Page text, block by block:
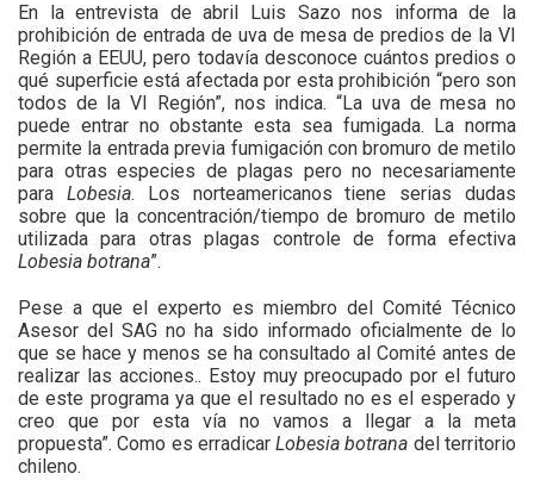
En la entrevista de abril Luis Sazo nos informa de la
prohibición de entrada de uva de mesa de predios de la VI
Región a EEUU, pero todavía desconoce cuántos predios o
qué superficie está afectada por esta prohibición “pero son
todos de la VI Región”, nos indica. “La uva de mesa no
puede entrar no obstante esta sea fumigada. La norma
permite la entrada previa fumigación con bromuro de metilo
para otras especies de plagas pero no necesariamente
para Lobesia. Los norteamericanos tiene serias dudas
sobre que la concentración/tiempo de bromuro de metilo
utilizada para otras plagas controle de forma efectiva
Lobesia botrana”.
Pese a que el experto es miembro del Comité Técnico
Asesor del SAG no ha sido informado oficialmente de lo
que se hace y menos se ha consultado al Comité antes de
realizar las acciones.. Estoy muy preocupado por el futuro
de este programa ya que el resultado no es el esperado y
creo que por esta vía no vamos a llegar a la meta
propuesta”. Como es erradicarLobesia botrana del territorio
chileno.